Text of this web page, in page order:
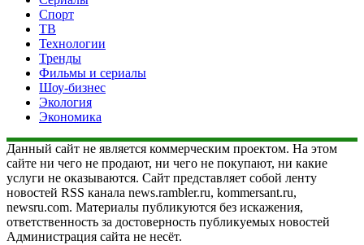
Спорт
ТВ
Технологии
Тренды
Фильмы и сериалы
Шоу-бизнес
Экология
Экономика
Данный сайт не является коммерческим проектом. На этом
сайте ни чего не продают, ни чего не покупают, ни какие
услуги не оказываются. Сайт представляет собой ленту
новостей RSS канала news.rambler.ru, kommersant.ru,
newsru.com. Материалы публикуются без искажения,
ответственность за достоверность публикуемых новостей
Администрация сайта не несёт.